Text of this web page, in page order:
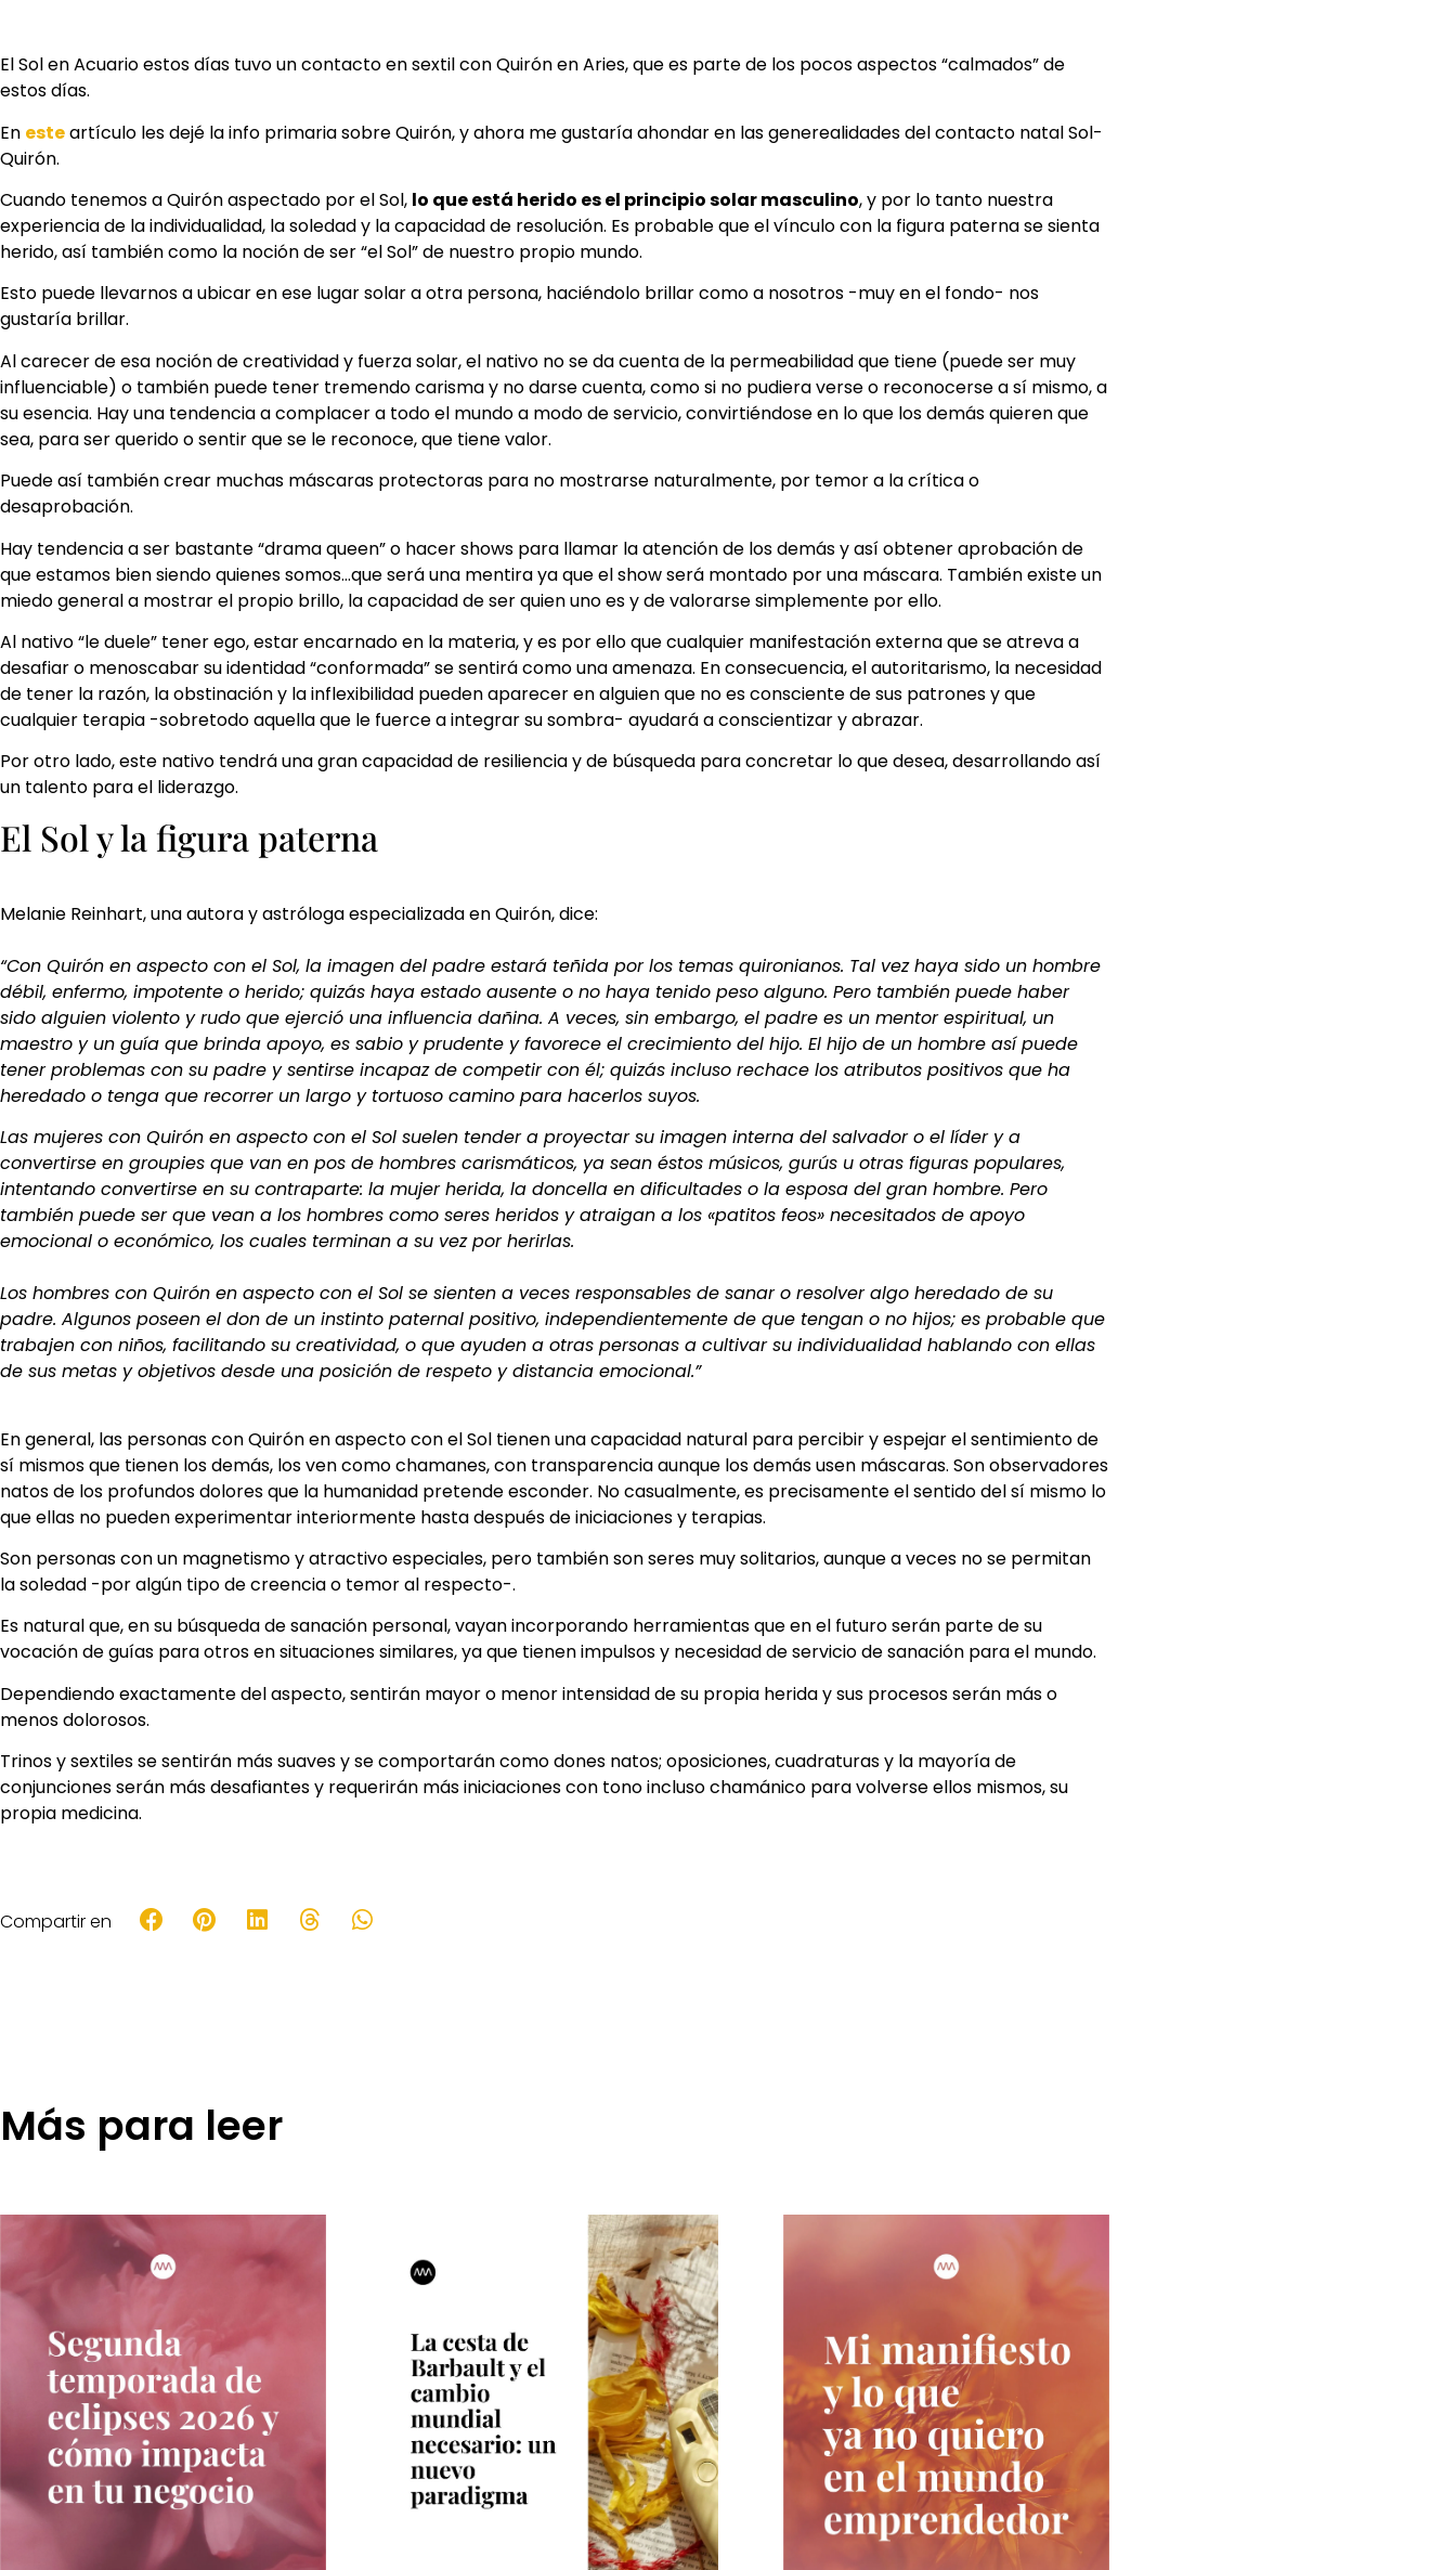
El Sol en Acuario estos días tuvo un contacto en sextil con Quirón en Aries, que es parte de los pocos aspectos “calmados” de
estos días.
En esteartículo les dejé la info primaria sobre Quirón, y ahora me gustaría ahondar en las generealidades del contacto natal Sol-
Quirón.
Cuando tenemos a Quirón aspectado por el Sol, lo que está herido es el principio solar masculino, y por lo tanto nuestra
experiencia de la individualidad, la soledad y la capacidad de resolución. Es probable que el vínculo con la figura paterna se sienta
herido, así también como la noción de ser “el Sol” de nuestro propio mundo.
Esto puede llevarnos a ubicar en ese lugar solar a otra persona, haciéndolo brillar como a nosotros -muy en el fondo- nos
gustaría brillar.
Al carecer de esa noción de creatividad y fuerza solar, el nativo no se da cuenta de la permeabilidad que tiene (puede ser muy
influenciable) o también puede tener tremendo carisma y no darse cuenta, como si no pudiera verse o reconocerse a sí mismo, a
su esencia. Hay una tendencia a complacer a todo el mundo a modo de servicio, convirtiéndose en lo que los demás quieren que
sea, para ser querido o sentir que se le reconoce, que tiene valor.
Puede así también crear muchas máscaras protectoras para no mostrarse naturalmente, por temor a la crítica o
desaprobación.
Hay tendencia a ser bastante “drama queen” o hacer shows para llamar la atención de los demás y así obtener aprobación de
que estamos bien siendo quienes somos…que será una mentira ya que el show será montado por una máscara. También existe un
miedo general a mostrar el propio brillo, la capacidad de ser quien uno es y de valorarse simplemente por ello.
Al nativo “le duele” tener ego, estar encarnado en la materia, y es por ello que cualquier manifestación externa que se atreva a
desafiar o menoscabar su identidad “conformada” se sentirá como una amenaza. En consecuencia, el autoritarismo, la necesidad
de tener la razón, la obstinación y la inflexibilidad pueden aparecer en alguien que no es consciente de sus patrones y que
cualquier terapia -sobretodo aquella que le fuerce a integrar su sombra- ayudará a conscientizar y abrazar.
Por otro lado, este nativo tendrá una gran capacidad de resiliencia y de búsqueda para concretar lo que desea, desarrollando así
un talento para el liderazgo.
El Sol y la figura paterna
Melanie Reinhart, una autora y astróloga especializada en Quirón, dice:
“Con Quirón en aspecto con el Sol, la imagen del padre estará teñida por los temas quironianos. Tal vez haya sido un hombre
débil, enfermo, impotente o herido; quizás haya estado ausente o no haya tenido peso alguno. Pero también puede haber
sido alguien violento y rudo que ejerció una influencia dañina. A veces, sin embargo, el padre es un mentor espiritual, un
maestro y un guía que brinda apoyo, es sabio y prudente y favorece el crecimiento del hijo. El hijo de un hombre así puede
tener problemas con su padre y sentirse incapaz de competir con él; quizás incluso rechace los atributos positivos que ha
heredado o tenga que recorrer un largo y tortuoso camino para hacerlos suyos.
Las mujeres con Quirón en aspecto con el Sol suelen tender a proyectar su imagen interna del salvador o el líder y a
convertirse en groupies que van en pos de hombres carismáticos, ya sean éstos músicos, gurús u otras figuras populares,
intentando convertirse en su contraparte: la mujer herida, la doncella en dificultades o la esposa del gran hombre. Pero
también puede ser que vean a los hombres como seres heridos y atraigan a los «patitos feos» necesitados de apoyo
emocional o económico, los cuales terminan a su vez por herirlas.
Los hombres con Quirón en aspecto con el Sol se sienten a veces responsables de sanar o resolver algo heredado de su
padre. Algunos poseen el don de un instinto paternal positivo, independientemente de que tengan o no hijos; es probable que
trabajen con niños, facilitando su creatividad, o que ayuden a otras personas a cultivar su individualidad hablando con ellas
de sus metas y objetivos desde una posición de respeto y distancia emocional.”
En general, las personas con Quirón en aspecto con el Sol tienen una capacidad natural para percibir y espejar el sentimiento de
sí mismos que tienen los demás, los ven como chamanes, con transparencia aunque los demás usen máscaras. Son observadores
natos de los profundos dolores que la humanidad pretende esconder. No casualmente, es precisamente el sentido del sí mismo lo
que ellas no pueden experimentar interiormente hasta después de iniciaciones y terapias.
Son personas con un magnetismo y atractivo especiales, pero también son seres muy solitarios, aunque a veces no se permitan
la soledad -por algún tipo de creencia o temor al respecto-.
Es natural que, en su búsqueda de sanación personal, vayan incorporando herramientas que en el futuro serán parte de su
vocación de guías para otros en situaciones similares, ya que tienen impulsos y necesidad de servicio de sanación para el mundo.
Dependiendo exactamente del aspecto, sentirán mayor o menor intensidad de su propia herida y sus procesos serán más o
menos dolorosos.
Trinos y sextiles se sentirán más suaves y se comportarán como dones natos; oposiciones, cuadraturas y la mayoría de
conjunciones serán más desafiantes y requerirán más iniciaciones con tono incluso chamánico para volverse ellos mismos, su
propia medicina.
Compartir en
Más para leer